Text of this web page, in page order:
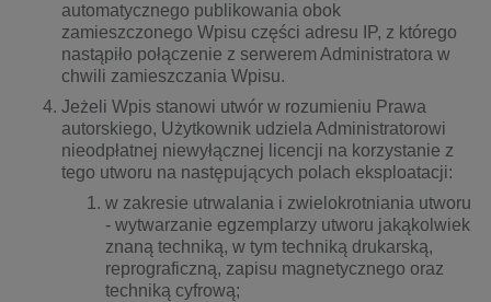
automatycznego publikowania obok
zamieszczonego Wpisu części adresu IP, z którego
nastąpiło połączenie z serwerem Administratora w
chwili zamieszczania Wpisu.
Jeżeli Wpis stanowi utwór w rozumieniu Prawa
autorskiego, Użytkownik udziela Administratorowi
nieodpłatnej niewyłącznej licencji na korzystanie z
tego utworu na następujących polach eksploatacji:
w zakresie utrwalania i zwielokrotniania utworu
- wytwarzanie egzemplarzy utworu jakąkolwiek
znaną techniką, w tym techniką drukarską,
reprograficzną, zapisu magnetycznego oraz
techniką cyfrową;